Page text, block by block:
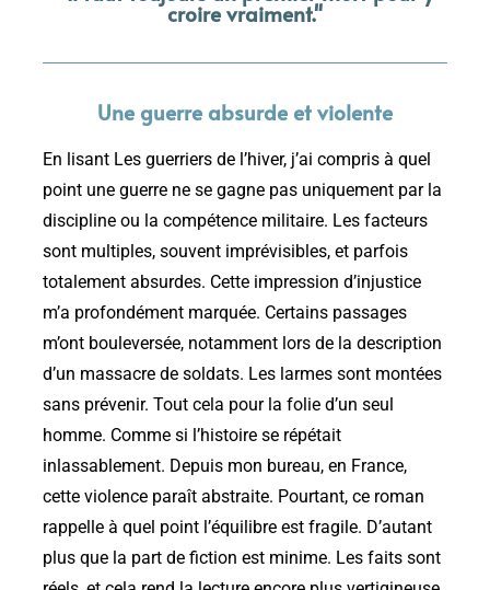
croire vraiment."
Une guerre absurde et violente
En lisant Les guerriers de l’hiver, j’ai compris à quel
point une guerre ne se gagne pas uniquement par la
discipline ou la compétence militaire. Les facteurs
sont multiples, souvent imprévisibles, et parfois
totalement absurdes. Cette impression d’injustice
m’a profondément marquée. Certains passages
m’ont bouleversée, notamment lors de la description
d’un massacre de soldats. Les larmes sont montées
sans prévenir. Tout cela pour la folie d’un seul
homme. Comme si l’histoire se répétait
inlassablement. Depuis mon bureau, en France,
cette violence paraît abstraite. Pourtant, ce roman
rappelle à quel point l’équilibre est fragile. D’autant
plus que la part de fiction est minime. Les faits sont